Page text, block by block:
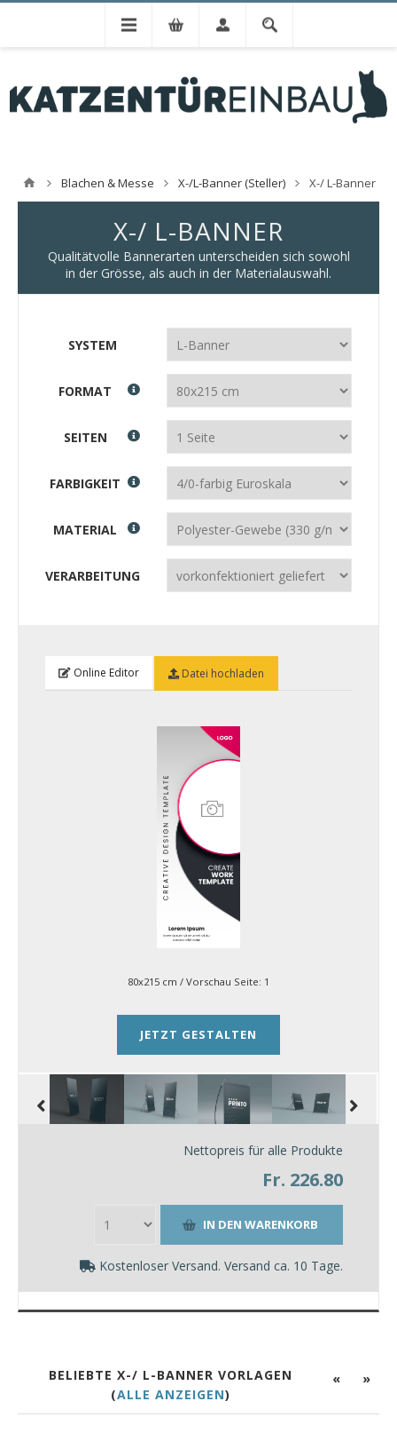
Blachen & Messe X-/L-Banner (Steller) X-/ L-Banner
X-/ L-BANNER
Qualitätvolle Bannerarten unterscheiden sich sowohl
in der Grösse, als auch in der Materialauswahl.
SYSTEM
FORMAT
SEITEN
FARBIGKEIT
MATERIAL
VERARBEITUNG
Online Editor Datei hochladen
80x215 cm / Vorschau Seite: 1
JETZT GESTALTEN
Nettopreis für alle Produkte
Fr. 226.80
Kostenloser Versand. Versand ca. 10 Tage.
« »
BELIEBTE X-/ L-BANNER VORLAGEN
(ALLE ANZEIGEN)